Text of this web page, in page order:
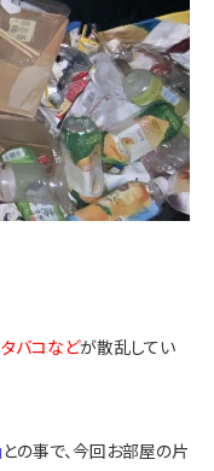
バコなどが散乱してい
との事で、今回お部屋の片